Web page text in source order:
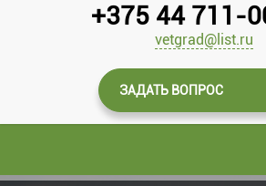
+375 44 711-
vetgrad@list.ru
ЗАДАТЬ ВОПРОС